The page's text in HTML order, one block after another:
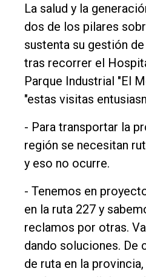
Nosotros
Contacto
La salud y la
dos de los pilares
sustenta su gestión
tras recorrer el
Parque Industrial "El
"estas visitas
- Para transportar la
región se necesitan
y eso no ocurre.
- Tenemos en
en la ruta 227 y
reclamos por otras.
dando soluciones. De
de ruta en la